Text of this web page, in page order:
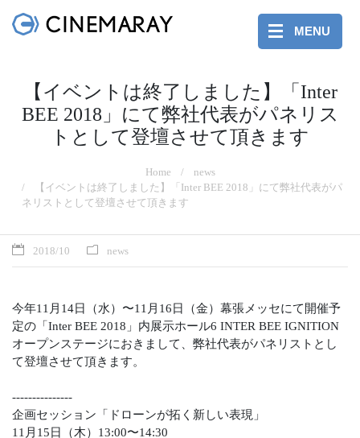
MENU
【イベントは終了しました】「Inter
BEE 2018」にて弊社代表がパネリス
トとして登壇させて頂きます
Home
news
【イベントは終了しました】「Inter BEE 2018」にて弊社代表がパ
ネリストとして登壇させて頂きます
2018/10 news
今年11月14日（水）〜11月16日（金）幕張メッセにて開催予
定の「Inter BEE 2018」内展示ホール6 INTER BEE IGNITION
オープンステージにおきまして、弊社代表がパネリストとし
て登壇させて頂きます。
---------------
企画セッション「ドローンが拓く新しい表現」
11月15日（木）13:00〜14:30